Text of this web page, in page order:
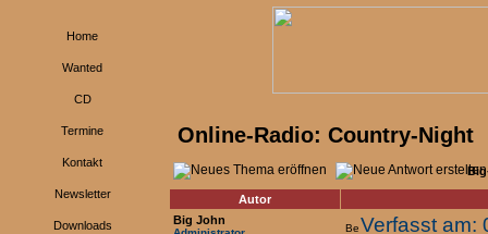
Home
Wanted
CD
Termine
Kontakt
Newsletter
Downloads
Online-Radio: Country-Night
Autor
Big John
Verfasst